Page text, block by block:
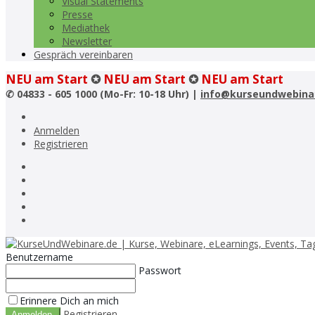
Presse
Mediathek
Newsletter
Gespräch vereinbaren
NEU am Start ✪ NEU am Start ✪ NEU am Start
✆ 04833 - 605 1000 (Mo-Fr: 10-18 Uhr) |
Anmelden
Registrieren
Benutzername
Passwort
Erinnere Dich an mich